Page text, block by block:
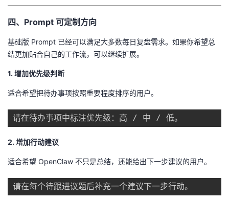
四、Prompt 可定制方向
基础版 Prompt 已经可以满足大多数每日复盘需求。如果你希望总
结更加贴合自己的工作流，可以继续扩展。
1. 增加优先级判断
适合希望把待办事项按照重要程度排序的用户。
2. 增加行动建议
适合希望 OpenClaw 不只是总结，还能给出下一步建议的用户。